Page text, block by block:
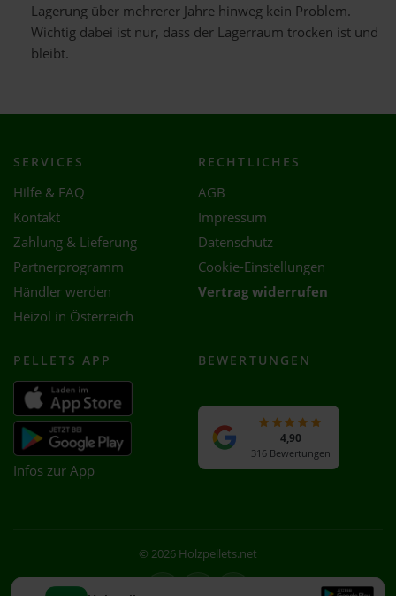
Lagerung über mehrerer Jahre hinweg kein Problem.
Wichtig dabei ist nur, dass der Lagerraum trocken ist und
bleibt.
SERVICES
Hilfe & FAQ
Kontakt
Zahlung & Lieferung
Partnerprogramm
Händler werden
Heizöl in Österreich
RECHTLICHES
AGB
Impressum
Datenschutz
Cookie-Einstellungen
Vertrag widerrufen
PELLETS APP
Infos zur App
BEWERTUNGEN
4,90
316 Bewertungen
© 2026 Holzpellets.net